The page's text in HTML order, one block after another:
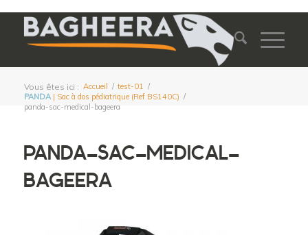
Vous êtes ici : Accueil / test-01 /
PANDA| Sac à dos pédiatrique (Ref BS140C) /
panda-sac-medical-bageera
PANDA-SAC-MEDICAL-
BAGEERA